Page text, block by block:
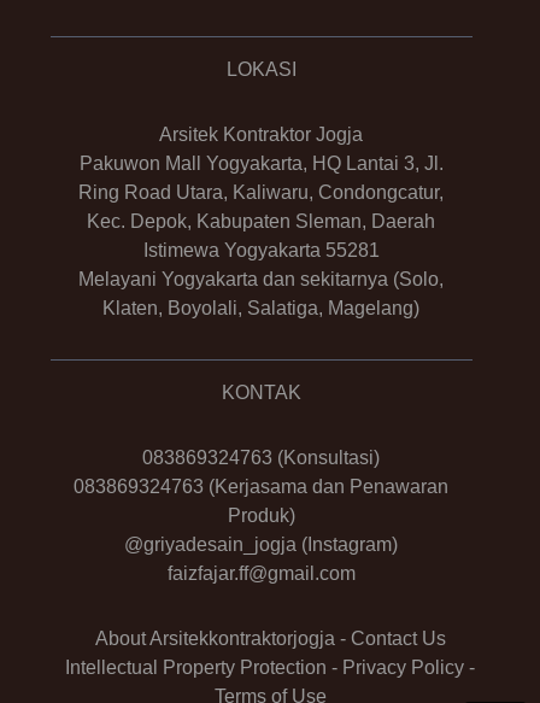
LOKASI
Arsitek Kontraktor Jogja
Pakuwon Mall Yogyakarta, HQ Lantai 3, Jl.
Ring Road Utara, Kaliwaru, Condongcatur,
Kec. Depok, Kabupaten Sleman, Daerah
Istimewa Yogyakarta 55281
Melayani Yogyakarta dan sekitarnya (Solo,
Klaten, Boyolali, Salatiga, Magelang)
KONTAK
083869324763 (Konsultasi)
083869324763 (Kerjasama dan Penawaran
Produk)
@griyadesain_jogja (Instagram)
faizfajar.ff@gmail.com
About Arsitekkontraktorjogja - Contact Us
Intellectual Property Protection - Privacy Policy -
Terms of Use